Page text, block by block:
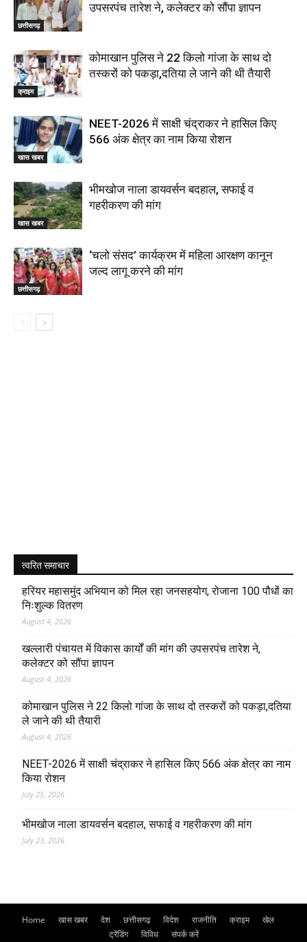
छत्तीसगढ़
उपसरपंच तारेश ने, कलेक्टर को सौंपा ज्ञापन
क्राइम
कोमाखान पुलिस ने 22 किलो गांजा के साथ दो
तस्करों को पकड़ा,दतिया ले जाने की थी तैयारी
खास खबर
NEET-2026 में साक्षी चंद्राकर ने हासिल किए
566 अंक क्षेत्र का नाम किया रोशन
खास खबर
भीमखोज नाला डायवर्सन बदहाल, सफाई व
गहरीकरण की मांग
छत्तीसगढ़
‘चलो संसद’ कार्यक्रम में महिला आरक्षण कानून
जल्द लागू करने की मांग
त्वरित समाचार
हरियर महासमुंद अभियान को मिल रहा जनसहयोग, रोजाना 100 पौधों का
निःशुल्क वितरण
August 4, 2026
खल्लारी पंचायत में विकास कार्यों की मांग की उपसरपंच तारेश ने,
कलेक्टर को सौंपा ज्ञापन
August 4, 2026
कोमाखान पुलिस ने 22 किलो गांजा के साथ दो तस्करों को पकड़ा,दतिया
ले जाने की थी तैयारी
August 4, 2026
NEET-2026 में साक्षी चंद्राकर ने हासिल किए 566 अंक क्षेत्र का नाम
किया रोशन
July 25, 2026
भीमखोज नाला डायवर्सन बदहाल, सफाई व गहरीकरण की मांग
July 23, 2026
Home खास खबर देश छत्तीसगढ़ विदेश राजनीति क्राइम
खेल
ट्रेंडिंग
विविध संपर्क करें